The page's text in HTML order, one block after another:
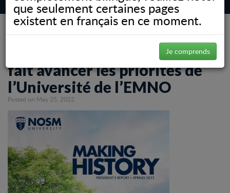
que seulement certaines pages
existent en français en ce moment.
Je comprends
NOSM.ca
News
Le conseil d’administration
fait avancer les priorités de
l’Université de l’EMNO
Posted on May 25, 2022